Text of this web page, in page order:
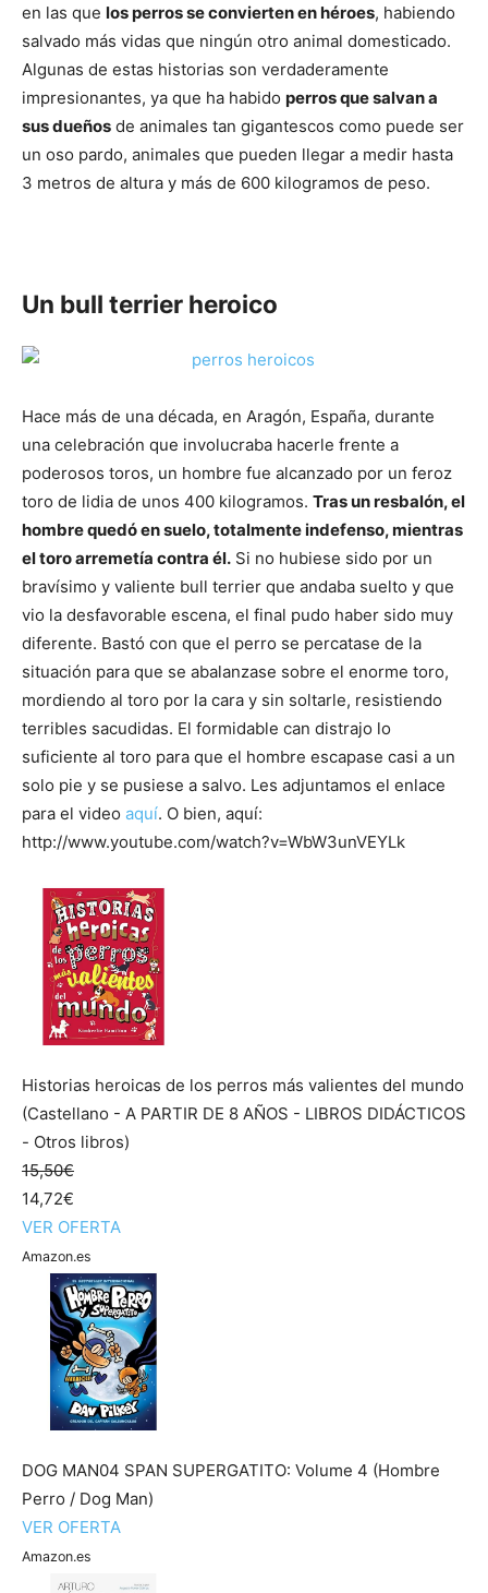
en las que los perros se convierten en héroes, habiendo
salvado más vidas que ningún otro animal domesticado.
Algunas de estas historias son verdaderamente
impresionantes, ya que ha habido perros que salvan a
sus dueños de animales tan gigantescos como puede ser
un oso pardo, animales que pueden llegar a medir hasta
3 metros de altura y más de 600 kilogramos de peso.
Un bull terrier heroico
Hace más de una década, en Aragón, España, durante
una celebración que involucraba hacerle frente a
poderosos toros, un hombre fue alcanzado por un feroz
toro de lidia de unos 400 kilogramos. Tras un resbalón, el
hombre quedó en suelo, totalmente indefenso, mientras
el toro arremetía contra él. Si no hubiese sido por un
bravísimo y valiente bull terrier que andaba suelto y que
vio la desfavorable escena, el final pudo haber sido muy
diferente. Bastó con que el perro se percatase de la
situación para que se abalanzase sobre el enorme toro,
mordiendo al toro por la cara y sin soltarle, resistiendo
terribles sacudidas. El formidable can distrajo lo
suficiente al toro para que el hombre escapase casi a un
solo pie y se pusiese a salvo. Les adjuntamos el enlace
para el video aquí. O bien, aquí:
http://www.youtube.com/watch?v=WbW3unVEYLk
Historias heroicas de los perros más valientes del mundo
(Castellano - A PARTIR DE 8 AÑOS - LIBROS DIDÁCTICOS
- Otros libros)
15,50€
14,72€
VER OFERTA
Amazon.es
DOG MAN04 SPAN SUPERGATITO: Volume 4 (Hombre
Perro / Dog Man)
VER OFERTA
Amazon.es